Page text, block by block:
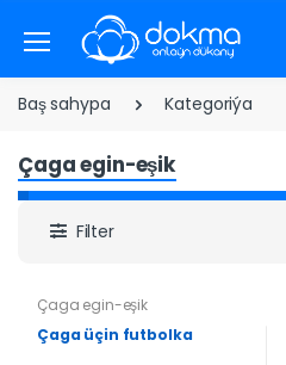
Baş sahypa Kategoriýa
Çaga egin-eşik
Filter
Çaga egin-eşik
Çaga üçin futbolka